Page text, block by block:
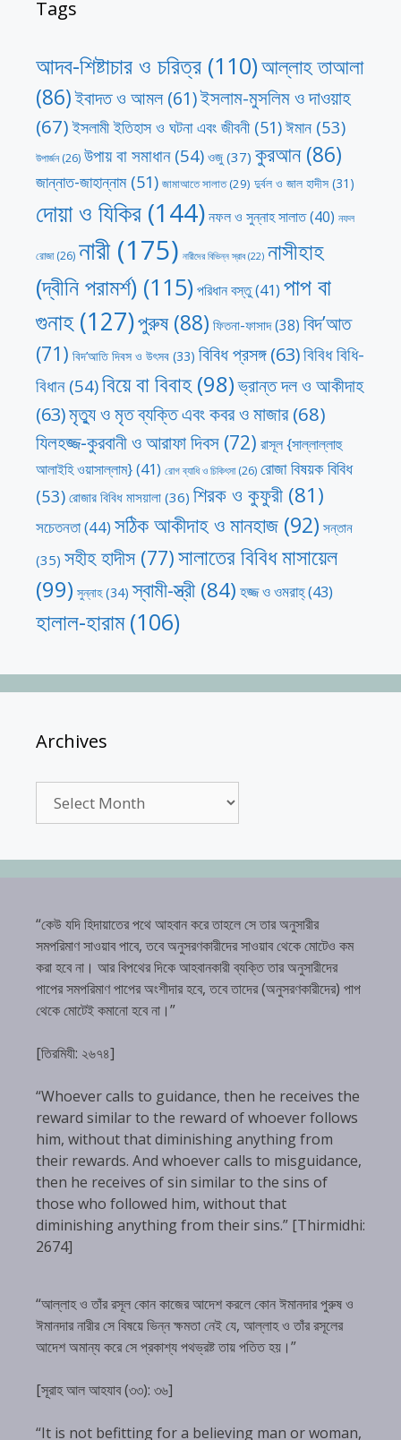
Tags
আদব-শিষ্টাচার ও চরিত্র (110)আল্লাহ তাআলা
(86)ইবাদত ও আমল(61)ইসলাম-মুসলিম ও দাওয়াহ
(67) ইসলামী ইতিহাস ও ঘটনা এবং জীবনী(51)ঈমান (53)
উপার্জন(26) উপায় বা সমাধান(54) ওজু (37) কুরআন(86)
জান্নাত-জাহান্নাম(51) জামাআতে সালাত(29) দুর্বল ও জাল হাদীস (31)
দোয়া ও যিকির (144)নফল ও সুন্নাহ সালাত(40) নফল
রোজা(26) নারী(175) নারীদের বিভিন্ন স্রাব(22) নাসীহাহ
(দ্বীনি পরামর্শ) (115)পরিধান বস্তু(41) পাপ বা
গুনাহ(127)পুরুষ(88) ফিতনা-ফাসাদ(38) বিদ’আত
(71) বিদ’আতি দিবস ও উৎসব (33) বিবিধ প্রসঙ্গ(63)বিবিধ বিধি-
বিধান(54)বিয়ে বা বিবাহ (98)ভ্রান্ত দল ও আকীদাহ
(63)মৃত্যু ও মৃত ব্যক্তি এবং কবর ও মাজার(68)
যিলহজ্জ-কুরবানী ও আরাফা দিবস (72) রাসূল {সাল্লাল্লাহু
আলাইহি ওয়াসাল্লাম}(41) রোগ ব্যাধি ও চিকিৎসা(26) রোজা বিষয়ক বিবিধ
(53) রোজার বিবিধ মাসয়ালা (36) শিরক ও কুফুরী (81)
সচেতনতা(44) সঠিক আকীদাহ ও মানহাজ (92) সন্তান
(35) সহীহ হাদীস(77)সালাতের বিবিধ মাসায়েল
(99) সুন্নাহ(34) স্বামী-স্ত্রী(84) হজ্জ ও ওমরাহ্‌(43)
হালাল-হারাম(106)
Archives
“কেউ যদি হিদায়াতের পথে আহবান করে তাহলে সে তার অনুসারীর
সমপরিমাণ সাওয়াব পাবে, তবে অনুসরণকারীদের সাওয়াব থেকে মোটেও কম
করা হবে না। আর বিপথের দিকে আহবানকারী ব্যক্তি তার অনুসারীদের
পাপের সমপরিমাণ পাপের অংশীদার হবে, তবে তাদের (অনুসরণকারীদের) পাপ
থেকে মোটেই কমানো হবে না।”
[তিরমিযী: ২৬৭৪]
“Whoever calls to guidance, then he receives the
reward similar to the reward of whoever follows
him, without that diminishing anything from
their rewards. And whoever calls to misguidance,
then he receives of sin similar to the sins of
those who followed him, without that
diminishing anything from their sins.” [Thirmidhi:
2674]
“আল্লাহ ও তাঁর রসূল কোন কাজের আদেশ করলে কোন ঈমানদার পুরুষ ও
ঈমানদার নারীর সে বিষয়ে ভিন্ন ক্ষমতা নেই যে, আল্লাহ ও তাঁর রসূলের
আদেশ অমান্য করে সে প্রকাশ্য পথভ্রষ্ট তায় পতিত হয়।”
[সূরাহ আল আহযাব (৩৩): ৩৬]
“It is not befitting for a believing man or woman,